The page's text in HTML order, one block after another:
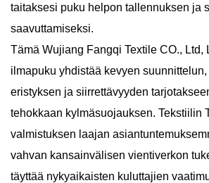
taitaksesi puku helpon tallennuksen ja
saavuttamiseksi.
Tämä Wujiang Fangqi Textile CO., Ltd,
ilmapuku yhdistää kevyen
eristyksen ja siirrettävyyden
tehokkaan kylmäsuojauksen. Tekstiilin
valmistuksen laajan
vahvan kansainvälisen vientiverkon
täyttää nykyaikaisten kuluttajien